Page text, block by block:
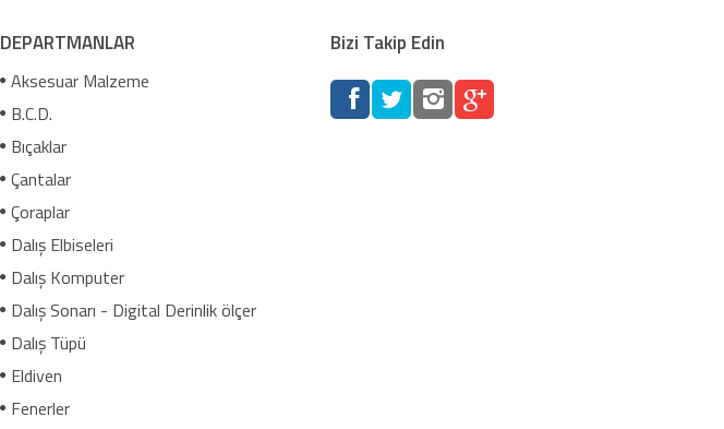
DEPARTMANLAR
Aksesuar Malzeme
B.C.D.
Bıçaklar
Çantalar
Çoraplar
Dalış Elbiseleri
Dalış Komputer
Dalış Sonarı - Digital Derinlik ölçer
Dalış Tüpü
Eldiven
Fenerler
Bizi Takip Edin